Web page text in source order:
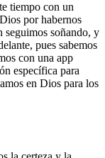
tiempo con un
por habernos
seguimos soñando, y
pues sabemos
con una app
específica para
en Dios para los